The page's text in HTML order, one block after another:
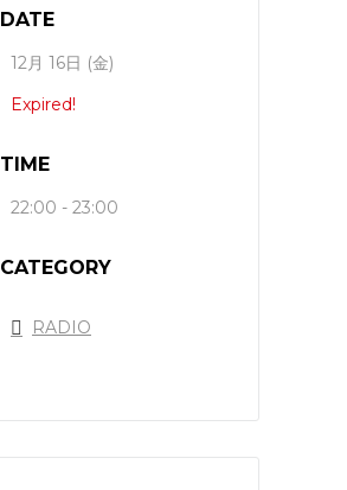
DATE
12月 16日 (金)
Expired!
TIME
22:00 - 23:00
CATEGORY
RADIO